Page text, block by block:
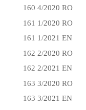
160 4/2020 RO
161 1/2020 RO
161 1/2021 EN
162 2/2020 RO
162 2/2021 EN
163 3/2020 RO
163 3/2021 EN